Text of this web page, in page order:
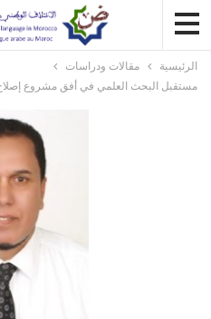
الرئيسية
مقالات ودراسات
مستقبل البحث العلمي في أفق مشروع إصلاح